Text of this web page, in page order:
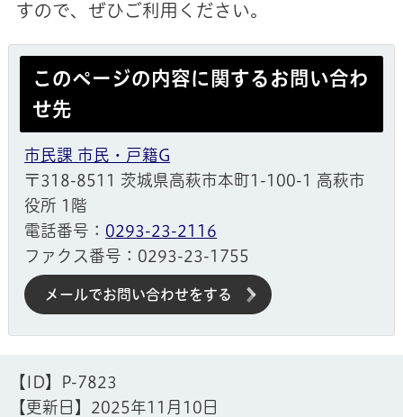
すので、ぜひご利用ください。
このページの内容に関するお問い合わ
せ先
市民課 市民・戸籍G
〒318-8511 茨城県高萩市本町1-100-1 高萩市
役所 1階
電話番号： 0293-23-2116
ファクス番号：0293-23-1755
メールでお問い合わせをする
【ID】
P-7823
【更新日】 2025年11月10日